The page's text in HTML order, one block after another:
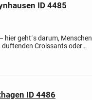
ID 4485
hier geht´s darum, Menschen
duftenden Croissants oder
ID 4486